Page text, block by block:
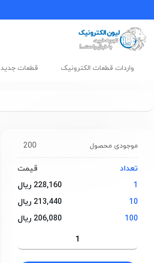
واردات قطعات الکترونیک قطعات جدید
200 موجودی محصول
تعداد
قیمت
1
228,160 ریال
10
213,440 ریال
100
206,080 ریال